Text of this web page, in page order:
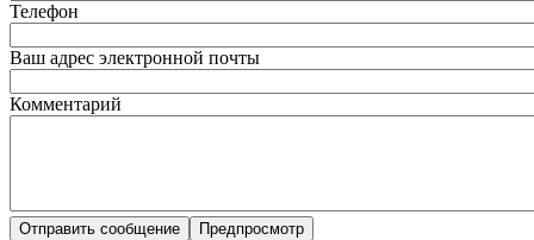
Телефон
Ваш адрес электронной почты
Комментарий